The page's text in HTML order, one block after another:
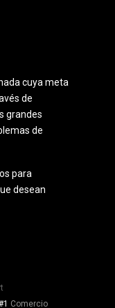
cuya meta
de
grandes
de
para
desean
Comercio